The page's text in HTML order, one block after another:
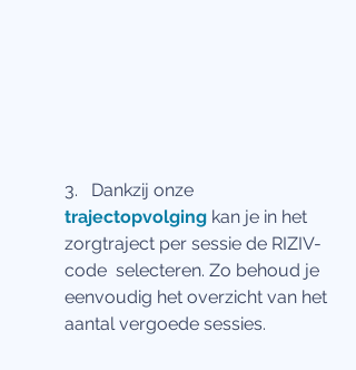
3.   Dankzij onze
trajectopvolging kan je in het
zorgtraject per sessie de RIZIV-
code  selecteren. Zo behoud je
eenvoudig het overzicht van het
aantal vergoede sessies.